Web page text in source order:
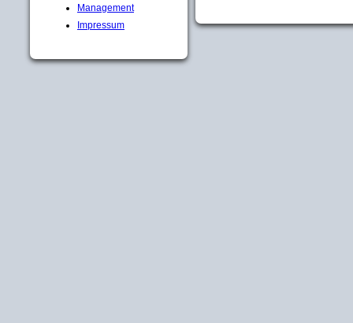
Management
Impressum